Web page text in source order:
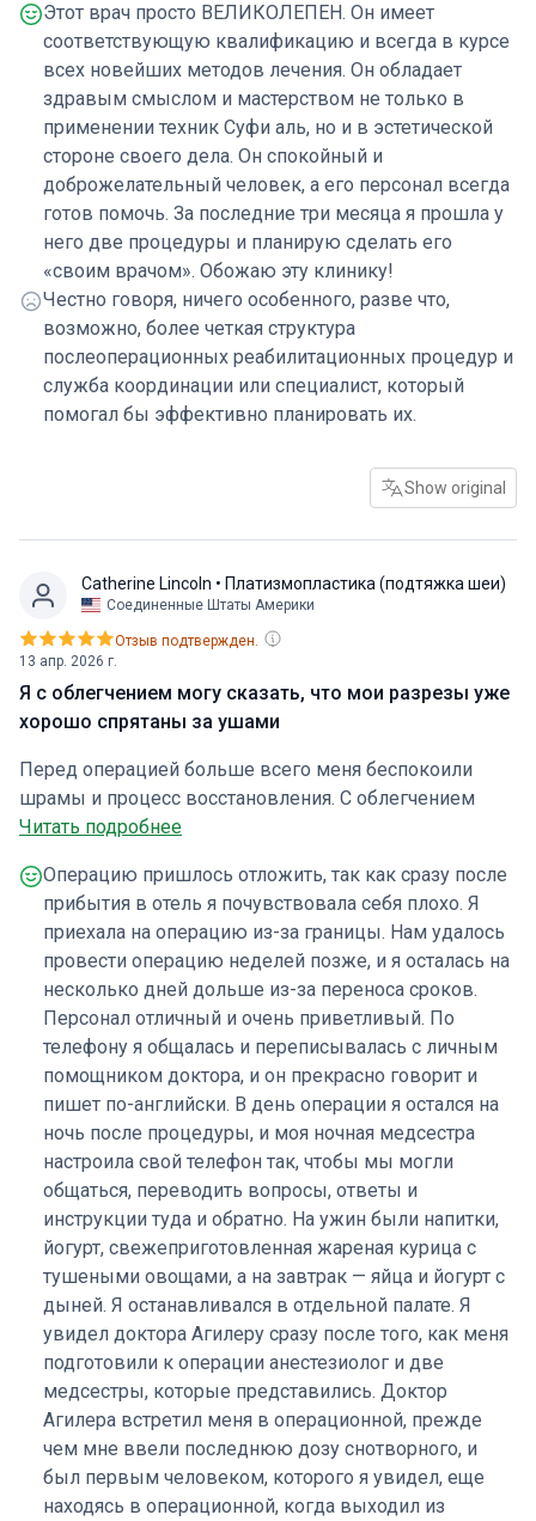
прямых мышц живота до сих пор очень болит, и самая
большая проблема с подвижностью для меня — это
просто встать с постели. Это медленный процесс. Тем
не менее, я уже вижу потрясающую разницу в талии и
во всем туловище, благодаря чему дискомфорт
кажется оправданным. Этот доктор просто
ВЕЛИКОЛЕПЕН. Поддержка со стороны хирурга и
всей команды была превосходной. Мой самый
практичный совет для других мам — постоянная
помощь в уходе за детьми просто необходима. В
одиночку вам не справиться.
Этот врач просто ВЕЛИКОЛЕПЕН. Он имеет
соответствующую квалификацию и всегда в курсе
всех новейших методов лечения. Он обладает
здравым смыслом и мастерством не только в
применении техник Суфи аль, но и в эстетической
стороне своего дела. Он спокойный и
доброжелательный человек, а его персонал всегда
готов помочь. За последние три месяца я прошла у
него две процедуры и планирую сделать его
«своим врачом». Обожаю эту клинику!
Честно говоря, ничего особенного, разве что,
возможно, более четкая структура
послеоперационных реабилитационных процедур и
служба координации или специалист, который
помогал бы эффективно планировать их.
Show original
Catherine Lincoln • Платизмопластика (подтяжка шеи)
Соединенные Штаты Америки
13 апр. 2026 г.
Отзыв подтвержден.
Я с облегчением могу сказать, что мои разрезы уже
хорошо спрятаны за ушами
Перед операцией больше всего меня беспокоили
шрамы и процесс восстановления. С облегчением
могу сказать, что швы уже хорошо скрываются за
данный момент результат — четко очерченная линия
подбородка. Шея ощущается комфортно утянутой, без
болезненного напряжения. Самым сложным в
восстановлении было спать с приподнятой головой —
это было ожидаемо, но все равно далось нелегко. В
целом, взаимодействие с клиникой и персоналом
прошло очень гладко. Мой единственный совет для
других — заранее подготовить кухню: запастись
мягкой пищей и дынями, свежими фруктами или
овощами, которые можно приготовить на пару,
например, морковью. Поначалу лучше есть
небольшими кусочками.
Читать подробнее
Операцию пришлось отложить, так как сразу после
прибытия в отель я почувствовала себя плохо. Я
приехала на операцию из-за границы. Нам удалось
провести операцию неделей позже, и я осталась на
несколько дней дольше из-за переноса сроков.
Персонал отличный и очень приветливый. По
телефону я общалась и переписывалась с личным
помощником доктора, и он прекрасно говорит и
пишет по-английски. В день операции я остался на
ночь после процедуры, и моя ночная медсестра
настроила свой телефон так, чтобы мы могли
общаться, переводить вопросы, ответы и
инструкции туда и обратно. На ужин были напитки,
йогурт, свежеприготовленная жареная курица с
тушеными овощами, а на завтрак — яйца и йогурт с
дыней. Я останавливался в отдельной палате. Я
увидел доктора Агилеру сразу после того, как меня
подготовили к операции анестезиолог и две
медсестры, которые представились. Доктор
Агилера встретил меня в операционной, прежде
чем мне ввели последнюю дозу снотворного, и
был первым человеком, которого я увидел, еще
находясь в операционной, когда выходил из